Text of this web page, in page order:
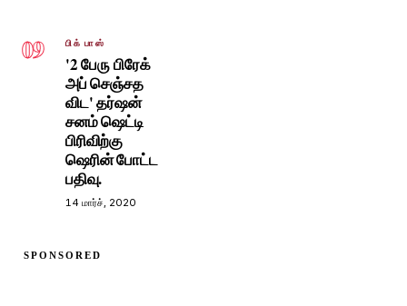
09 பிக் பாஸ்
'2 பேரு பிரேக்
அப் செஞ்சத
விட' தர்ஷன்
சனம் ஷெட்டி
பிரிவிற்கு
ஷெரின் போட்ட
பதிவு.
14 மார்ச், 2020
SPONSORED